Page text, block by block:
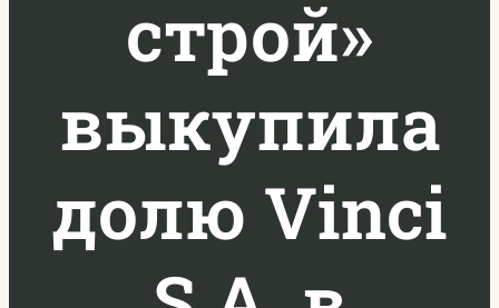
строй»
выкупила
долю Vinci